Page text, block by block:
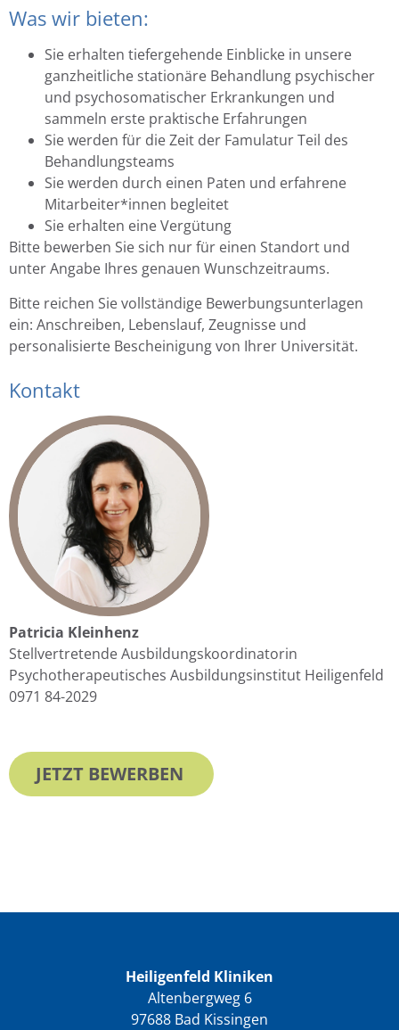
Was wir bieten:
Sie erhalten tiefergehende Einblicke in unsere
ganzheitliche stationäre Behandlung psychischer
und psychosomatischer Erkrankungen und
sammeln erste praktische Erfahrungen
Sie werden für die Zeit der Famulatur Teil des
Behandlungsteams
Sie werden durch einen Paten und erfahrene
Mitarbeiter*innen begleitet
Sie erhalten eine Vergütung
Bitte bewerben Sie sich nur für einen Standort und
unter Angabe Ihres genauen Wunschzeitraums.
Bitte reichen Sie vollständige Bewerbungsunterlagen
ein: Anschreiben, Lebenslauf, Zeugnisse und
personalisierte Bescheinigung von Ihrer Universität.
Kontakt
Patricia Kleinhenz
Stellvertretende Ausbildungskoordinatorin
Psychotherapeutisches Ausbildungsinstitut Heiligenfeld
0971 84-2029
JETZT BEWERBEN
Heiligenfeld Kliniken
Altenbergweg 6
97688 Bad Kissingen